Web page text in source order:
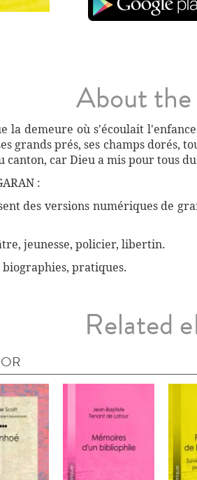
About
la demeure où s'écoulait
grands prés, ses champs dorés,
canton, car Dieu a mis pour tous
:
des versions numériques de
jeunesse, policier, libertin.
biographies, pratiques.
Related